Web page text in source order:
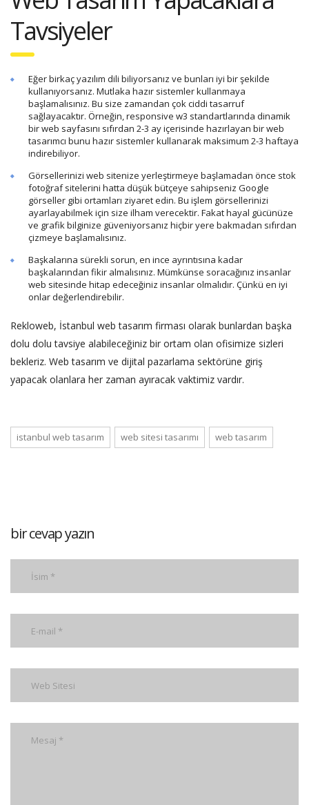
Tavsiyeler
Eğer birkaç yazılım dili biliyorsanız ve bunları iyi bir şekilde
kullanıyorsanız. Mutlaka hazır sistemler kullanmaya
başlamalısınız. Bu size zamandan çok ciddi tasarruf
sağlayacaktır. Örneğin, responsive w3 standartlarında dinamik
bir web sayfasını sıfırdan 2-3 ay içerisinde hazırlayan bir web
tasarımcı bunu hazır sistemler kullanarak maksimum 2-3 haftaya
indirebiliyor.
Görsellerinizi web sitenize yerleştirmeye başlamadan önce stok
fotoğraf sitelerini hatta düşük bütçeye sahipseniz Google
görseller gibi ortamları ziyaret edin. Bu işlem görsellerinizi
ayarlayabilmek için size ilham verecektir. Fakat hayal gücünüze
ve grafik bilginize güveniyorsanız hiçbir yere bakmadan sıfırdan
çizmeye başlamalısınız.
Başkalarına sürekli sorun, en ince ayrıntısına kadar
başkalarından fikir almalısınız. Mümkünse soracağınız insanlar
web sitesinde hitap edeceğiniz insanlar olmalıdır. Çünkü en iyi
onlar değerlendirebilir.
Rekloweb, İstanbul web tasarım firması olarak bunlardan başka
dolu dolu tavsiye alabileceğiniz bir ortam olan ofisimize sizleri
bekleriz. Web tasarım ve dijital pazarlama sektörüne giriş
yapacak olanlara her zaman ayıracak vaktimiz vardır.
istanbul web tasarım web sitesi tasarımı web tasarım
bir cevap yazın